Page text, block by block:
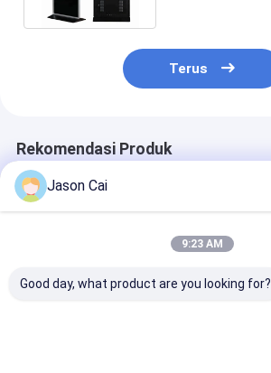
Terus
Rekomendasi Produk
Jason Cai
9:23 AM
Good day, what product are you looking for?